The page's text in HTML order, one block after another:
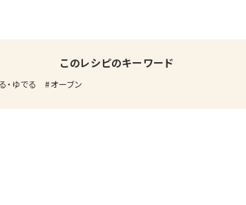
このレシピのキーワード
・ゆでる オーブン